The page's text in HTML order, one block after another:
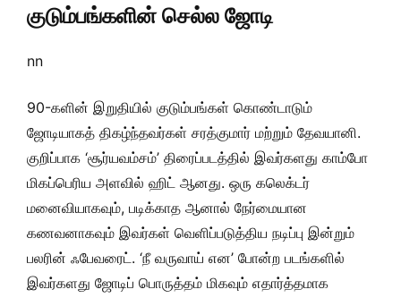
குடும்பங்களின் செல்ல ஜோடி
nn
90-களின் இறுதியில் குடும்பங்கள் கொண்டாடும்
ஜோடியாகத் திகழ்ந்தவர்கள் சரத்குமார் மற்றும் தேவயானி.
குறிப்பாக ‘சூர்யவம்சம்’ திரைப்படத்தில் இவர்களது காம்போ
மிகப்பெரிய அளவில் ஹிட் ஆனது. ஒரு கலெக்டர்
மனைவியாகவும், படிக்காத ஆனால் நேர்மையான
கணவனாகவும் இவர்கள் வெளிப்படுத்திய நடிப்பு இன்றும்
பலரின் ஃபேவரைட். ‘நீ வருவாய் என’ போன்ற படங்களில்
இவர்களது ஜோடிப் பொருத்தம் மிகவும் எதார்த்தமாக